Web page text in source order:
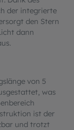
der integrierte
den Stern
dann
von 5
was
ist der
und trotzt